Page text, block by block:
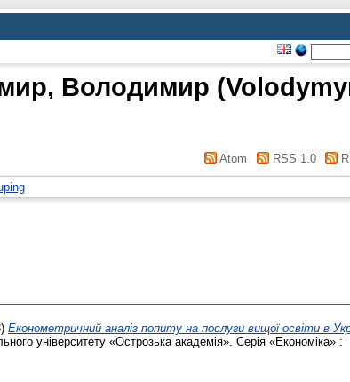
Володимир
Atom RSS 1.0
Економетричний аналіз попиту на послуги вищої освіти в
університету «Острозька академія». Серія «Економіка» :